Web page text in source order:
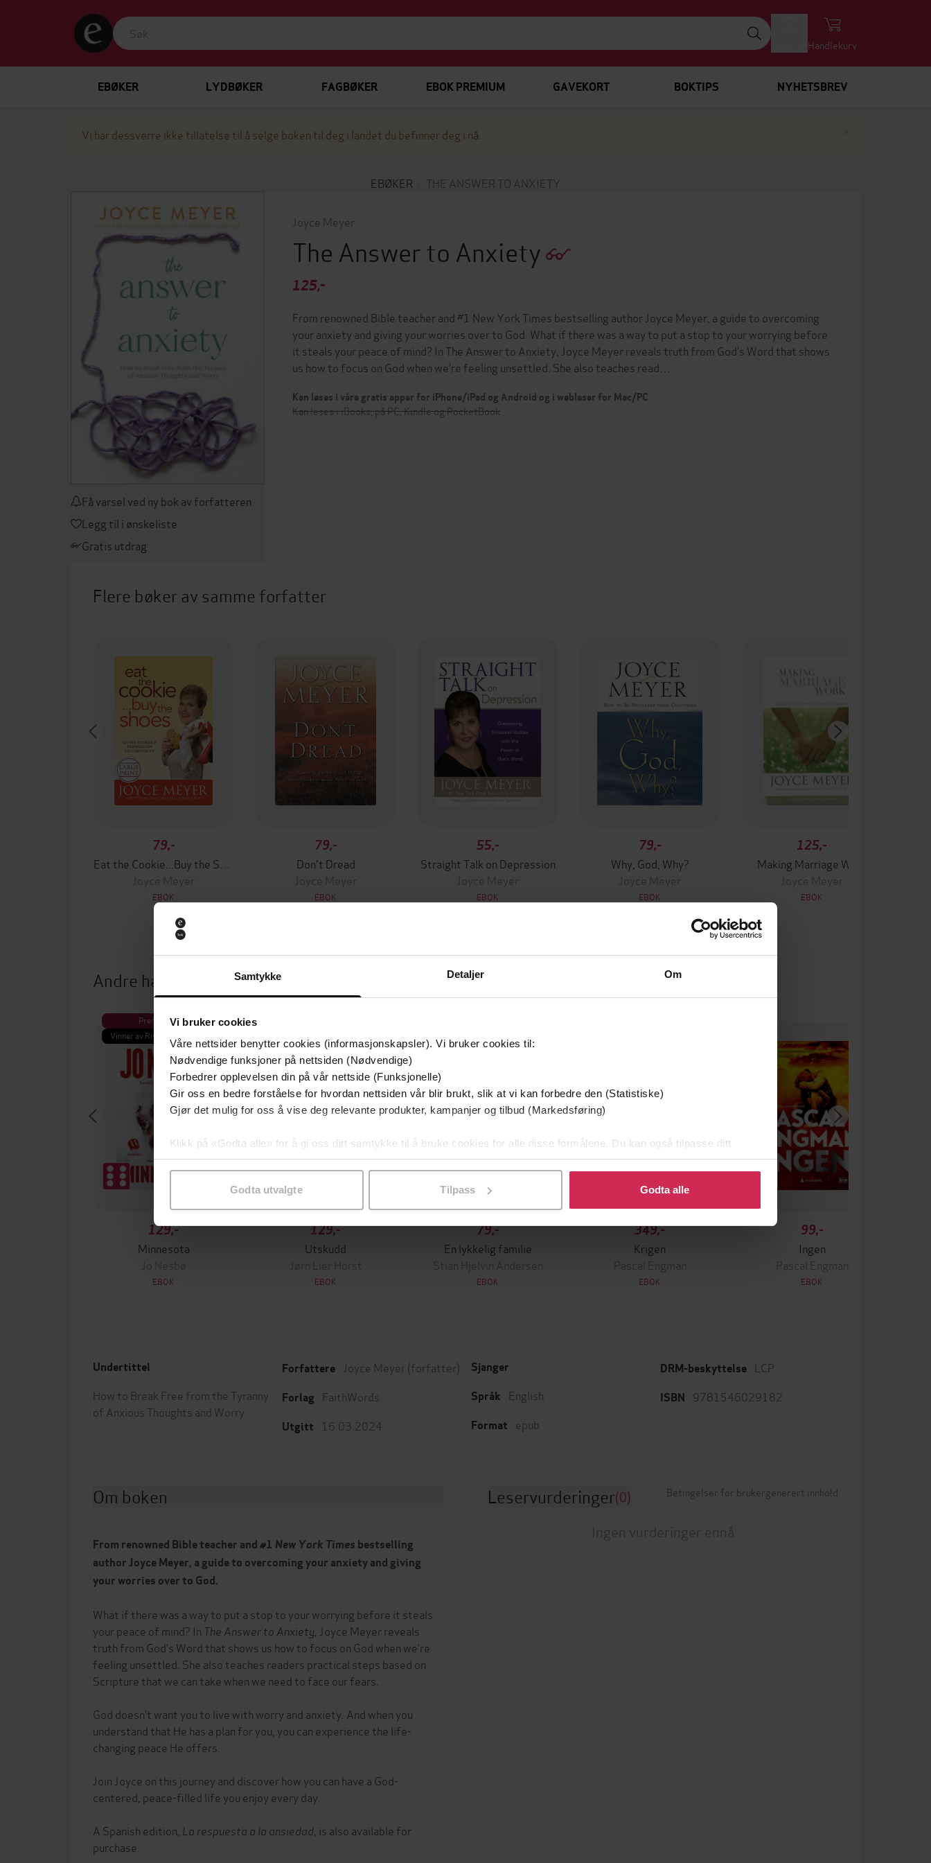
Samtykke Detaljer Om
Vi bruker cookies
Våre nettsider benytter cookies (informasjonskapsler). Vi bruker cookies til:
Nødvendige funksjoner på nettsiden (Nødvendige)
Forbedrer opplevelsen din på vår nettside (Funksjonelle)
Gir oss en bedre forståelse for hvordan nettsiden vår blir brukt, slik at vi kan forbedre den (Statistiske)
Gjør det mulig for oss å vise deg relevante produkter, kampanjer og tilbud (Markedsføring)
Klikk på «Godta alle» for å gi oss ditt samtykke til å bruke cookies for alle disse formålene. Du kan også tilpasse ditt
samtykke til spesifikke formål ved å klikke på «Tilpass». Du kan når som helst trekke tilbake eller endre ditt samtykke.
Godta utvalgte Tilpass Godta alle
Handlekurv
EBØKER LYDBØKER FAGBØKER EBOK PREMIUM GAVEKORT BOKTIPS NYHETSBREV
Vi har dessverre ikke tillatelse til å selge boken til deg i landet du befinner deg i nå.
EBØKER THE ANSWER TO ANXIETY
Få varsel ved ny bok av forfatteren
Legg til i ønskeliste
Gratis utdrag
Joyce Meyer
The Answer to Anxiety
125,-
From renowned Bible teacher and #1 New York Times bestselling author Joyce Meyer, a guide to overcoming
your anxiety and giving your worries over to God. What if there was a way to put a stop to your worrying before
it steals your peace of mind? In The Answer to Anxiety, Joyce Meyer reveals truth from God’s Word that shows
us how to focus on God when we’re feeling unsettled. She also teaches read…
Kan leses i våre gratis apper for iPhone/iPad og Android og i webleser for Mac/PC
Kan leses i iBooks, på PC, Kindle og PocketBook
Flere bøker av samme forfatter
79,-
Joyce Meyer
EBOK
79,-
Don't Dread
Joyce Meyer
EBOK
55,-
Straight Talk on Depression
Joyce Meyer
EBOK
79,-
Why, God, Why?
Joyce Meyer
EBOK
125,-
Making Marriage Work
Joyce Meyer
EBOK
Andre har også kjøpt
Premium
Vinner av Rivertonprisen
129,-
Minnesota
Jo Nesbø
EBOK
129,-
Utskudd
Jørn Lier Horst
EBOK
79,-
En lykkelig familie
Stian Hjelvin Andersen
EBOK
349,-
Krigen
Pascal Engman
EBOK
99,-
Ingen
Pascal Engman
EBOK
Undertittel
How to Break Free from the Tyranny
of Anxious Thoughts and Worry
Forfattere Joyce Meyer (forfatter)
Forlag FaithWords
Utgitt 16.03.2024
Sjanger
Språk
English
Format epub
DRM-beskyttelse LCP
ISBN 9781546029182
Om boken
From renowned Bible teacher and #1 New York Times bestselling
author Joyce Meyer, a guide to overcoming your anxiety and giving
your worries over to God.
What if there was a way to put a stop to your worrying before it steals
your peace of mind? In The Answer to Anxiety, Joyce Meyer reveals
truth from God’s Word that shows us how to focus on God when we’re
feeling unsettled. She also teaches readers practical steps based on
Scripture that we can take when we need to face our fears.
God doesn’t want you to live with worry and anxiety. And when you
understand that He has a plan for you, you can experience the life-
changing peace He offers.
Join Joyce on this journey and discover how you can have a God-
centered, peace-filled life you enjoy every day.
A Spanish edition, La respuesta a la ansiedad , is also available for
purchase.
Leservurderinger(0) Betingelser for brukergenerert innhold
Ingen vurderinger ennå